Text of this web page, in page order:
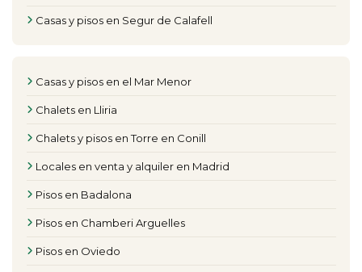
Casas y pisos en Segur de Calafell
Casas y pisos en el Mar Menor
Chalets en Lliria
Chalets y pisos en Torre en Conill
Locales en venta y alquiler en Madrid
Pisos en Badalona
Pisos en Chamberi Arguelles
Pisos en Oviedo